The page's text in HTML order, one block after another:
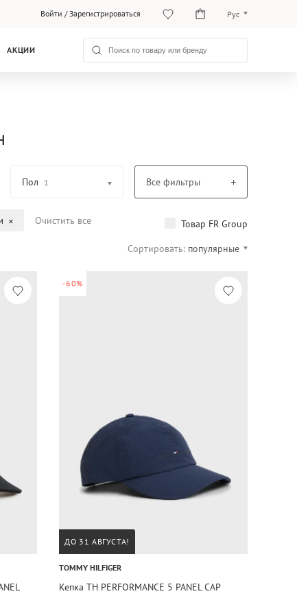
Войти /Зарегистрироваться Рус
Қаз
АКЦИИ
Пол 1 Все фильтры
Очистить все
Товар FR Group
Сортировать: популярные
-60%
ДО 31 АВГУСТА!
TOMMY HILFIGER
Кепка TH PERFORMANCE 5 PANEL CAP